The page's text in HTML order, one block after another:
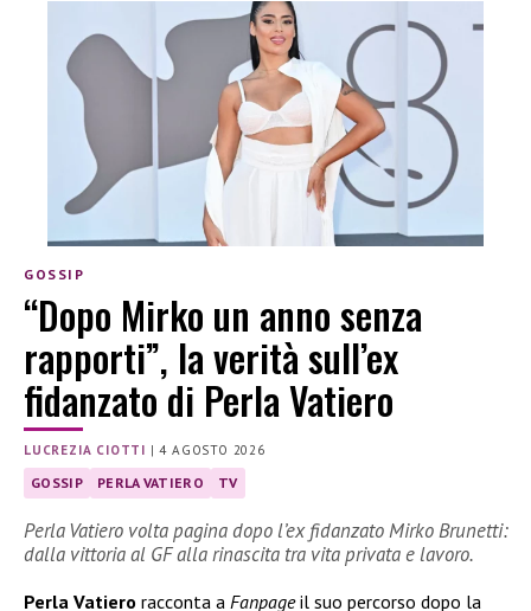
GOSSIP
“Dopo Mirko un anno senza
rapporti”, la verità sull’ex
fidanzato di Perla Vatiero
LUCREZIA CIOTTI |4 AGOSTO 2026
GOSSIP PERLA VATIERO TV
Perla Vatiero volta pagina dopo l’ex fidanzato Mirko Brunetti:
dalla vittoria al GF alla rinascita tra vita privata e lavoro.
Perla Vatiero racconta a Fanpageil suo percorso dopo la